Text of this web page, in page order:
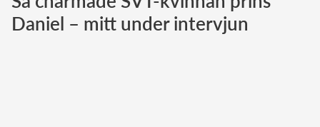
Norska kungahuset
Daniel – mitt under intervjun